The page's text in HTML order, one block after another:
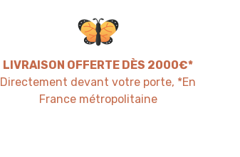
LIVRAISON OFFERTE DÈS 2000€*
Directement devant votre porte, *En
France métropolitaine